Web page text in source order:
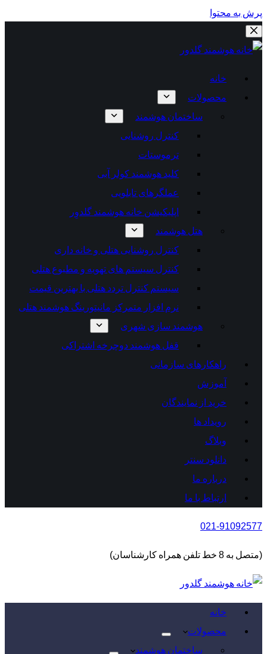
پرش به محتوا
خانه
محصولات
ساختمان هوشمند
کنترل روشنایی
ترموستات
کلید هوشمند کولر آبی
عملگرهای تابلویی
اپلیکیشن خانه هوشمند گلدوِر
هتل هوشمند
کنترل روشنایی هتلی و خانه داری
کنترل سیستم های تهویه و مطبوع هتلی
سیستم کنترل تردد هتلی با بهترین قیمت
نرم افزار متمرکز مانیتورینگ هوشمند هتلی
هوشمند سازی شهری
قفل هوشمند دوچرخه اشتراکی
راهکارهای سازمانی
آموزش
خرید از نمایندگان
رویداد ها
وبلاگ
دانلود سنتر
درباره ما
ارتباط با ما
021-91092577
(متصل به 8 خط تلفن همراه کارشناسان)
خانه
محصولات
ساختمان هوشمند